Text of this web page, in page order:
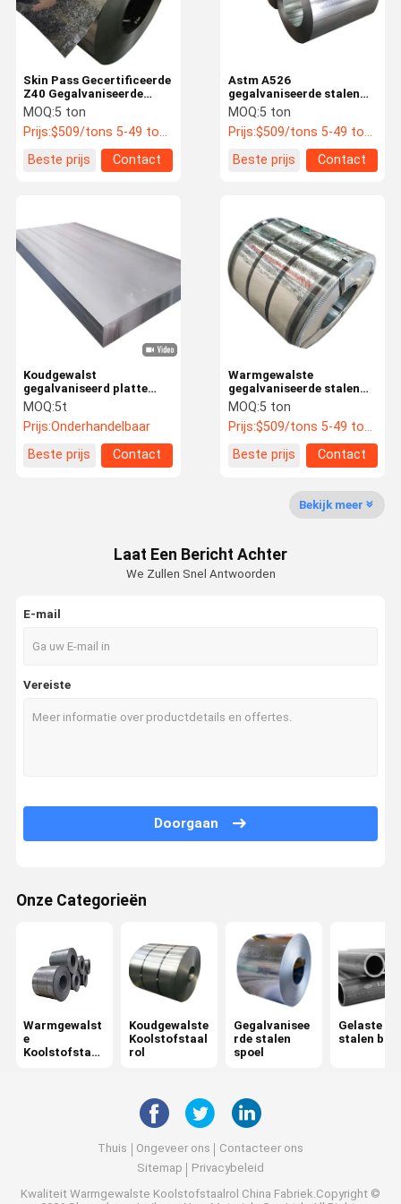
Producten Fabriekstour
Kwaliteitsco
Neem
Contact Met
Nieuws Gevallen
Warmgewalste Koolstofstaalrol
Koudgewalste Koolstofstaalrol
Gegalvaniseerde stalen spoel
Misvormde Staalrebar
PPGI-Staalrol
Gegalvaniseerde Staalgrating
Warmgewalste Staalplaat
Gegalvaniseerde Staalplaat
Gegalvaniseerd Staalprofiel
Astm A526
gegalvaniseerde stalen
spoel Leveranciers Dx51
gegalvaniseerde stalen
spoelen Regelmatige
Spangle Z275 4mm
gegalvaniseerde draad
MOQ:5 ton
Prijs:$509/tons 5-49 tons
Beste prijs
Contact
Skin Pass Gecertificeerde
Z40 Gegalvaniseerde
Stalen Spoel Prime
Gegalvaniseerde Stalen
Spoelen Gi Plaat
Gegalvaniseerde Stalen
Spoel
MOQ:5 ton
Prijs:$509/tons 5-49 tons
Beste prijs
Contact
Warmgewalste
gegalvaniseerde stalen
coil voor de productie van
golfplaten, niet-geolied
MOQ:5 ton
Prijs:$509/tons 5-49 tons
Beste prijs
Contact
Koudgewalst
gegalvaniseerd platte
ijzerplaat op maat van
metaal gegalvaniseerd
plaat 16 Gauge
MOQ:5t
Prijs:Onderhandelbaar
Beste prijs
Contact
Bekijk meer
Laat Een Bericht Achter
We Zullen Snel Antwoorden
E-mail
Vereiste
Doorgaan
Onze Categorieën
Warmgewalst
e
Koolstofstaal
Koudgewalste
Koolstofstaal
rol
Gegalvanisee
rde stalen
spoel
Gelaste
stalen
Thuis Ongeveer ons
Contacteer ons
Sitemap
Privacybeleid
Kwaliteit Warmgewalste Koolstofstaalrol China Fabriek.Copyright ©